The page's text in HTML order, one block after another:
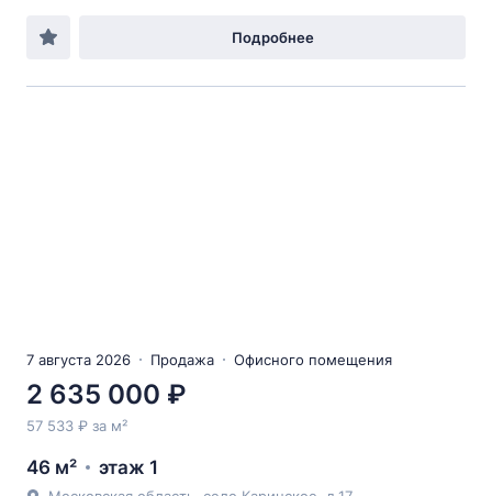
Подробнее
7 августа 2026 Продажа Офисного помещения
2 635 000 ₽
57 533 ₽ за м²
46 м² этаж 1